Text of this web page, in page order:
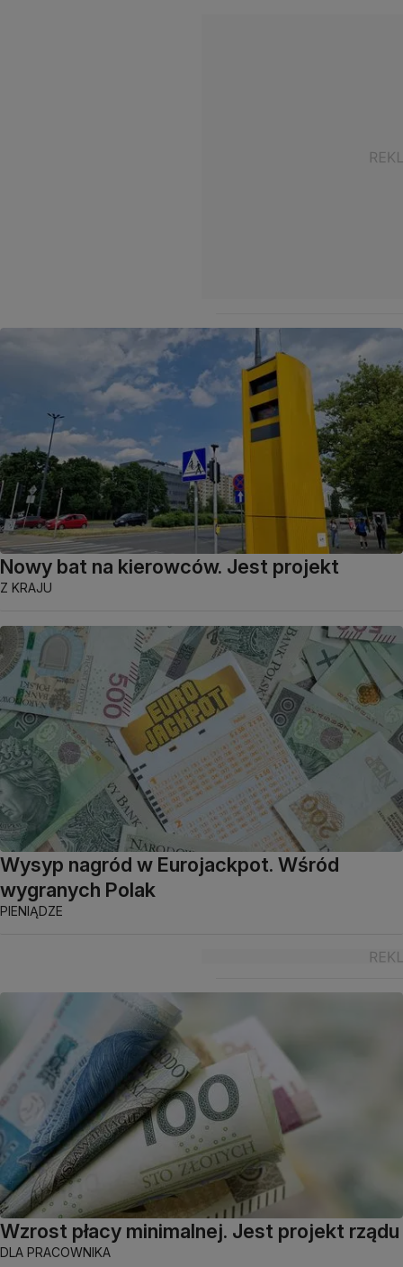
Nowy bat na kierowców. Jest projekt
Z KRAJU
Wysyp nagród w Eurojackpot. Wśród
wygranych Polak
PIENIĄDZE
Wzrost płacy minimalnej. Jest projekt rządu
DLA PRACOWNIKA